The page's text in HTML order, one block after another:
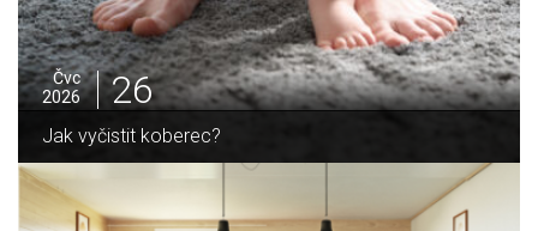
Čvc
2026
25
Jak sušit pomeranče a citrusy jednoduše